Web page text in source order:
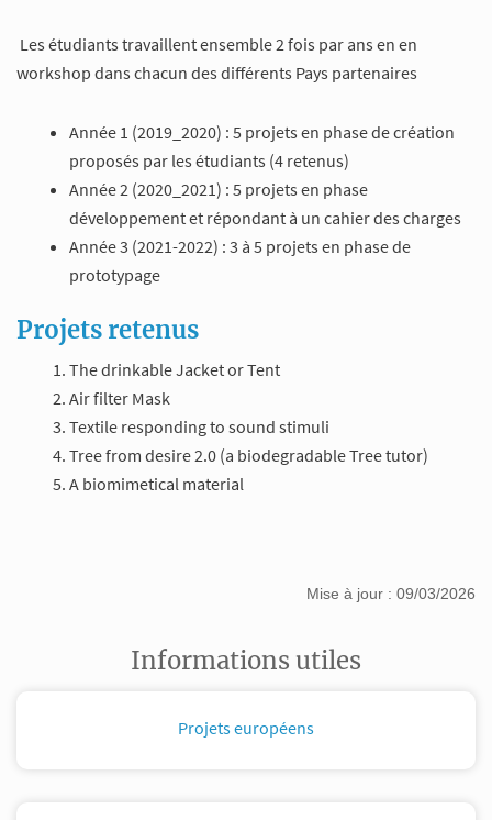
Les étudiants travaillent ensemble 2 fois par ans en en
workshop dans chacun des différents Pays partenaires
Année 1 (2019_2020) : 5 projets en phase de création
proposés par les étudiants (4 retenus)
Année 2 (2020_2021) : 5 projets en phase
développement et répondant à un cahier des charges
Année 3 (2021-2022) : 3 à 5 projets en phase de
prototypage
Projets retenus
The drinkable Jacket or Tent
Air filter Mask
Textile responding to sound stimuli
Tree from desire 2.0 (a biodegradable Tree tutor)
A biomimetical material
Mise à jour : 09/03/2026
Informations utiles
Projets européens